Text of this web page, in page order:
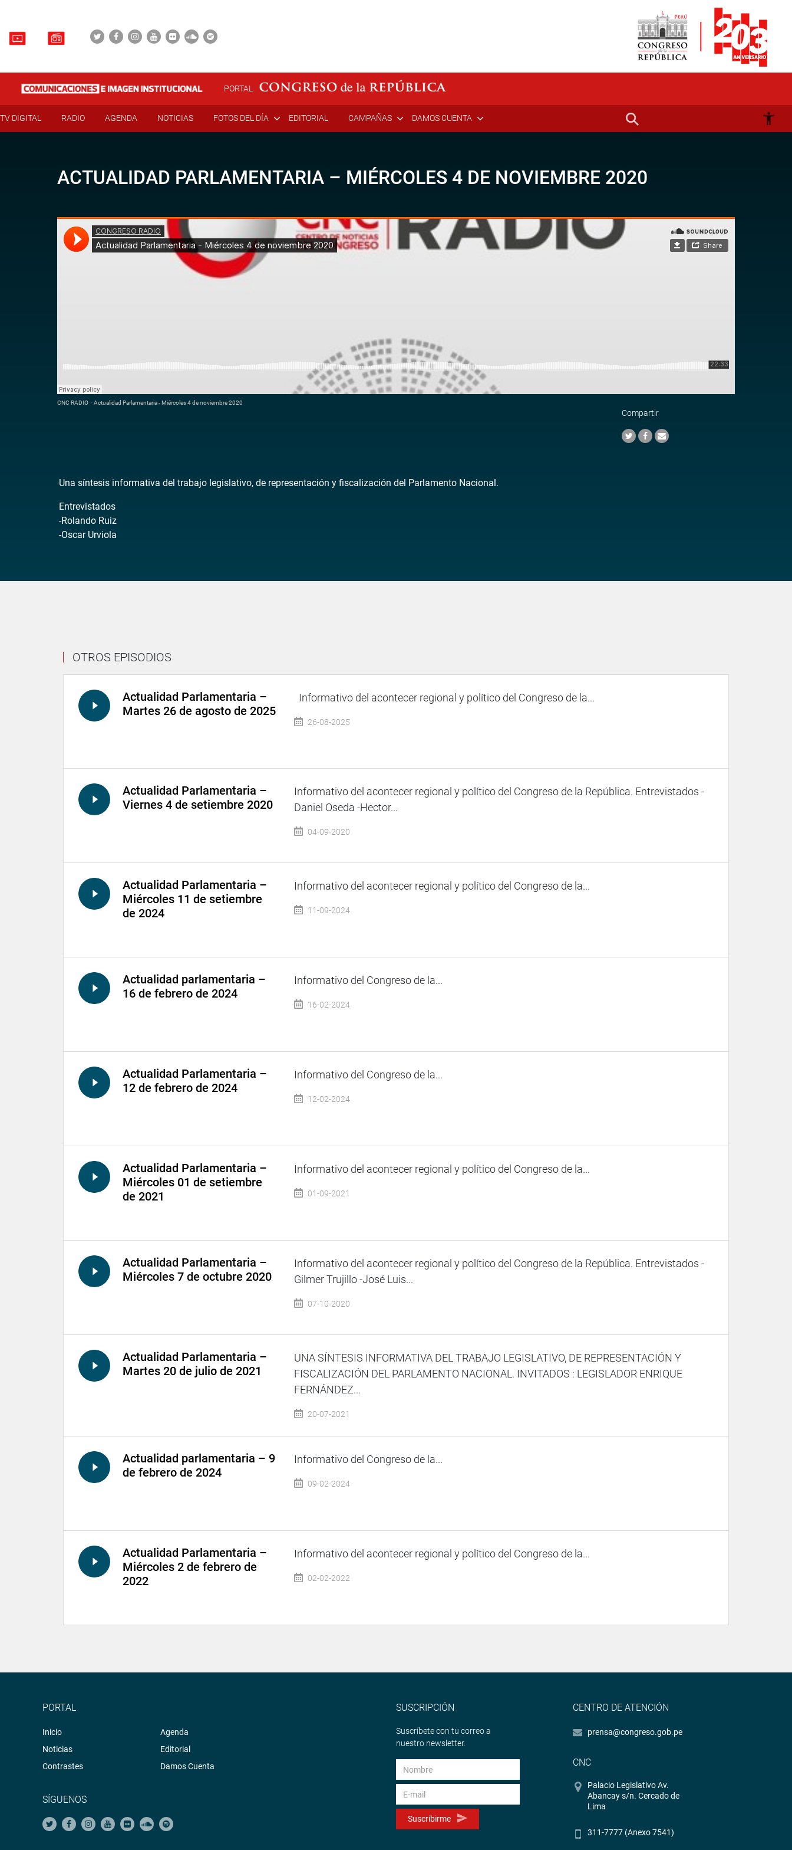
PORTAL
TV DIGITAL RADIO AGENDA NOTICIAS FOTOS DEL DÍA EDITORIAL CAMPAÑAS DAMOS CUENTA
ACTUALIDAD PARLAMENTARIA – MIÉRCOLES 4 DE NOVIEMBRE 2020
CNC RADIO · Actualidad Parlamentaria - Miércoles 4 de noviembre 2020
Compartir
Una síntesis informativa del trabajo legislativo, de representación y fiscalización del Parlamento Nacional.
Entrevistados
-Rolando Ruiz
-Oscar Urviola
OTROS EPISODIOS
Actualidad Parlamentaria –
Martes 26 de agosto de 2025
Informativo del acontecer regional y político del Congreso de la...
26-08-2025
Actualidad Parlamentaria –
Viernes 4 de setiembre 2020
Informativo del acontecer regional y político del Congreso de la República. Entrevistados -
Daniel Oseda -Hector...
04-09-2020
Actualidad Parlamentaria –
Miércoles 11 de setiembre
de 2024
Informativo del acontecer regional y político del Congreso de la...
11-09-2024
Actualidad parlamentaria –
16 de febrero de 2024
Informativo del Congreso de la...
16-02-2024
Actualidad Parlamentaria –
12 de febrero de 2024
Informativo del Congreso de la...
12-02-2024
Actualidad Parlamentaria –
Miércoles 01 de setiembre
de 2021
Informativo del acontecer regional y político del Congreso de la...
01-09-2021
Actualidad Parlamentaria –
Miércoles 7 de octubre 2020
Informativo del acontecer regional y político del Congreso de la República. Entrevistados -
Gilmer Trujillo -José Luis...
07-10-2020
Actualidad Parlamentaria –
Martes 20 de julio de 2021
UNA SÍNTESIS INFORMATIVA DEL TRABAJO LEGISLATIVO, DE REPRESENTACIÓN Y
FISCALIZACIÓN DEL PARLAMENTO NACIONAL. INVITADOS : LEGISLADOR ENRIQUE
FERNÁNDEZ...
20-07-2021
Actualidad parlamentaria – 9
de febrero de 2024
Informativo del Congreso de la...
09-02-2024
Actualidad Parlamentaria –
Miércoles 2 de febrero de
2022
Informativo del acontecer regional y político del Congreso de la...
02-02-2022
PORTAL
Inicio
Noticias
Contrastes
Agenda
Editorial
Damos Cuenta
SÍGUENOS
SUSCRIPCIÓN
Suscríbete con tu correo a
nuestro newsletter.
Suscribirme
CENTRO DE ATENCIÓN
prensa@congreso.gob.pe
CNC
Palacio Legislativo Av.
Abancay s/n. Cercado de
Lima
311-7777 (Anexo 7541)